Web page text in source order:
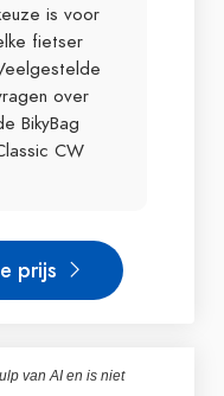
is voor
fietser
over
BikyBag
CW
prijs
van AI en is niet